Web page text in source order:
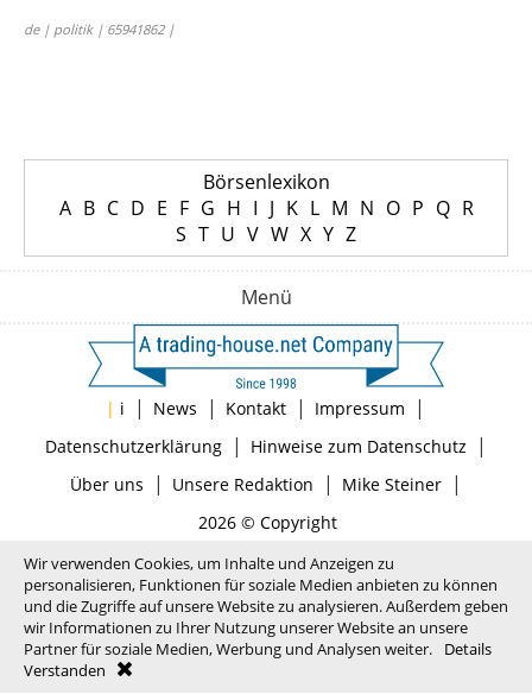
de | politik | 65941862 |
Börsenlexikon
A B C D E F G H I J K L M N O P Q R
S T U V W X Y Z
Menü
| i | News | Kontakt | Impressum |
Datenschutzerklärung| Hinweise zum Datenschutz |
Über uns | Unsere Redaktion | Mike Steiner|
2026 © Copyright
Wir verwenden Cookies, um Inhalte und Anzeigen zu
personalisieren, Funktionen für soziale Medien anbieten zu können
und die Zugriffe auf unsere Website zu analysieren. Außerdem geben
wir Informationen zu Ihrer Nutzung unserer Website an unsere
Partner für soziale Medien, Werbung und Analysen weiter.
Details
Verstanden